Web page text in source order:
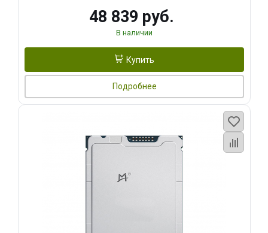
48 839 руб.
В наличии
Купить
Подробнее